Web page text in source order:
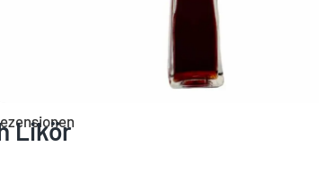
Likör